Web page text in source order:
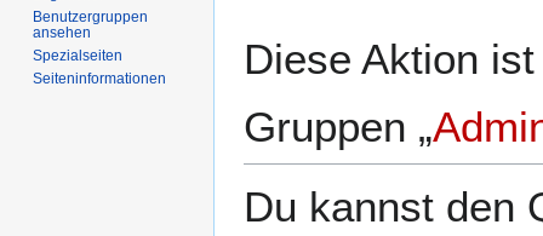
Diese Aktion
Gruppen „
Du kannst den
Benutzergruppen
ansehen
Spezialseiten
Seiten­­informationen